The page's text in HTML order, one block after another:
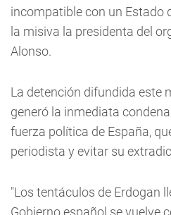
incompatible con un Estado
la misiva la presidenta del
Alonso.
La detención difundida este
generó la inmediata
fuerza política de España,
periodista y evitar su
"Los tentáculos de Erdogan
Gobierno español se vuelve